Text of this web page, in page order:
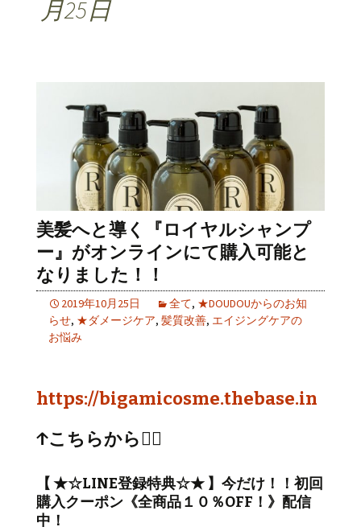
月25日
美髪へと導く『ロイヤルシャンプ
ー』がオンラインにて購入可能と
なりました！！
2019年10月25日 全て, ★DOUDOUからのお知
らせ, ★ダメージケア, 髪質改善, エイジングケアの
お悩み
https://bigamicosme.thebase.in
↑こちらから💁‍♂️
【 ★☆LINE登録特典☆★ 】今だけ！！初回
購入クーポン《全商品１０％OFF！》配信
中！